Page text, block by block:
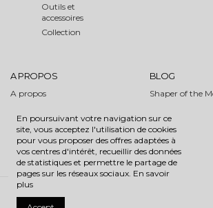
Outils et
accessoires
Collection
A PROPOS
A propos
Partenaires
BLOG
Shaper of the
Tutoriels
En poursuivant votre navigation sur ce
site, vous acceptez l'utilisation de cookies
pour vous proposer des offres adaptées à
vos centres d'intérêt, recueillir des données
de statistiques et permettre le partage de
pages sur les réseaux sociaux. En savoir
plus